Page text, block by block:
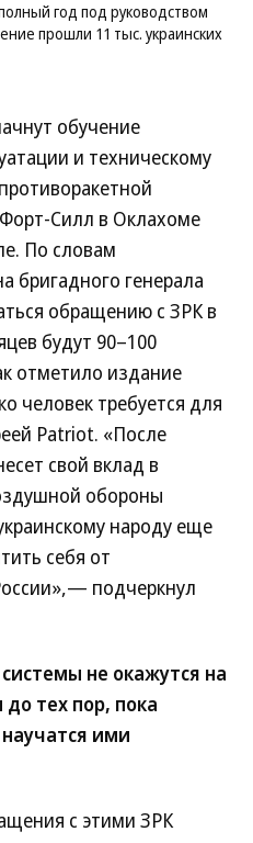
год под руководством
прошли 11 тыс. украинских
обучение
и техническому
Силл в Оклахоме
По словам
бригадного генерала
обращению с ЗРК в
будут 90–100
отметило издание
человек требуется для
Patriot. «После
свой вклад в
обороны
народу еще
себя от
подчеркнул
не окажутся на
тех пор, пока
ими
с этими ЗРК